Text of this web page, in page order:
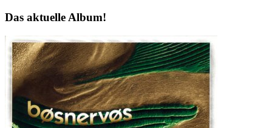
Das aktuelle Album!